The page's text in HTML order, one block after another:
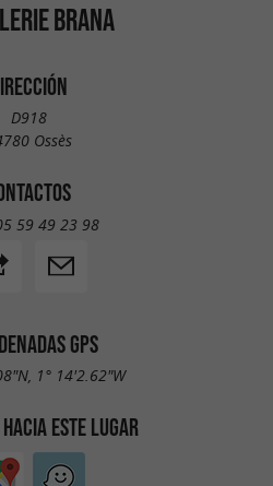
BRANA
D918
Ossès
59 49 23 98
GPS
1° 14'2.62"W
ESTE LUGAR